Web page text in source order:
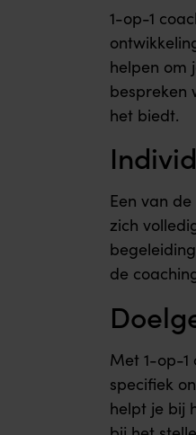
1-op-1
helpen om
bespreken
het biedt.
Een van
zich
de
Met 1-op-
specifiek
helpt je bij